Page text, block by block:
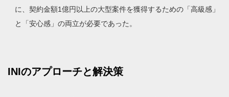
に、契約金額1億円以上の大型案件を獲得するための「高級感」
と「安心感」の両立が必要であった。
INIのアプローチと解決策